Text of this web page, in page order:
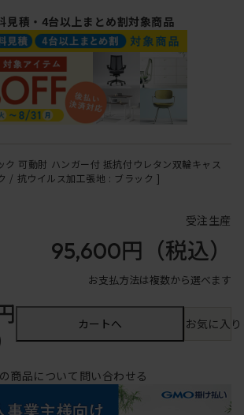
積・4台以上まとめ割対象商品
ク 可動肘 ハンガー付 抵抗付ウレタン双輪キャス
/ 抗ウイルス加工張地 : ブラック ]
受注生産
95,600円 （税込）
お支払方法は複数から選べます
カートへ お気に入
商品について問い合わせる